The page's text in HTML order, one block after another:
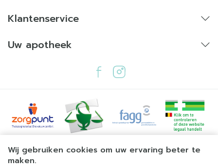
Wij gebruiken cookies om uw ervaring beter te
maken.
Klantenservice
Uw apotheek
Juridische links